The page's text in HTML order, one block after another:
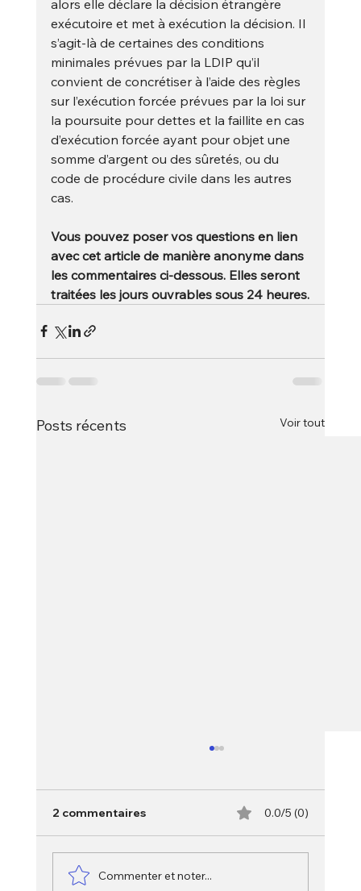
alors elle déclare la décision étrangère
exécutoire et met à exécution la décision. Il
s’agit-là de certaines des conditions
minimales prévues par la LDIP qu’il
convient de concrétiser à l’aide des règles
sur l’exécution forcée prévues par la loi sur
la poursuite pour dettes et la faillite en cas
d’exécution forcée ayant pour objet une
somme d’argent ou des sûretés, ou du
code de procédure civile dans les autres
cas.
Vous pouvez poser vos questions en lien
avec cet article de manière anonyme dans
les commentaires ci-dessous. Elles seront
traitées les jours ouvrables sous 24 heures.
Posts récents Voir tout
2 commentaires 0.0/5 (0)
Commenter et noter...